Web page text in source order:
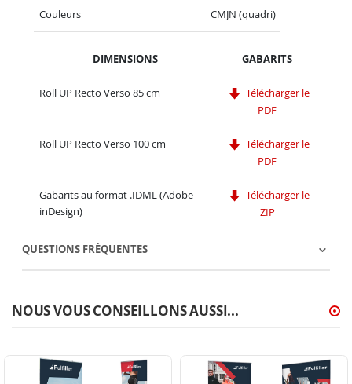
Couleurs CMJN (quadri)
DIMENSIONS GABARITS
Roll UP Recto Verso 85 cm
Télécharger le
PDF
Roll UP Recto Verso 100 cm
Télécharger le
PDF
Gabarits au format .IDML (Adobe
inDesign)
Télécharger le
ZIP
QUESTIONS FRÉQUENTES
NOUS VOUS CONSEILLONS AUSSI...